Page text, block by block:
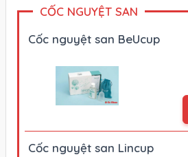
CỐC NGUYỆT SAN
Cốc nguyệt san BeUcup
Cốc nguyệt san Lincup